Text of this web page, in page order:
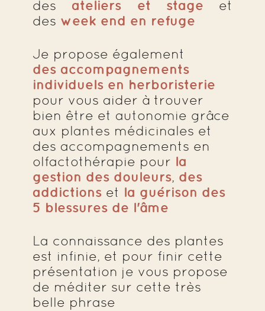
des ateliers et stage et
des week end en refuge
Je propose également
des accompagnements
individuels en herboristerie
pour vous aider à trouver
bien être et autonomie grâce
aux plantes médicinales et
des accompagnements en
olfactothérapie pour la
gestion des douleurs, des
addictions et la guérison des
5 blessures de l'âme
La connaissance des plantes
est infinie, et pour finir cette
présentation je vous propose
de méditer sur cette très
belle phrase